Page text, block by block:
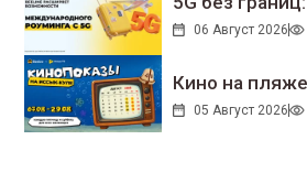
06 Август 2026
Кино на
05 Август 2026